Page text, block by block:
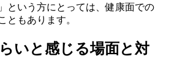
という方にとっては、健康面での
ともあります。
いと感じる場面と対